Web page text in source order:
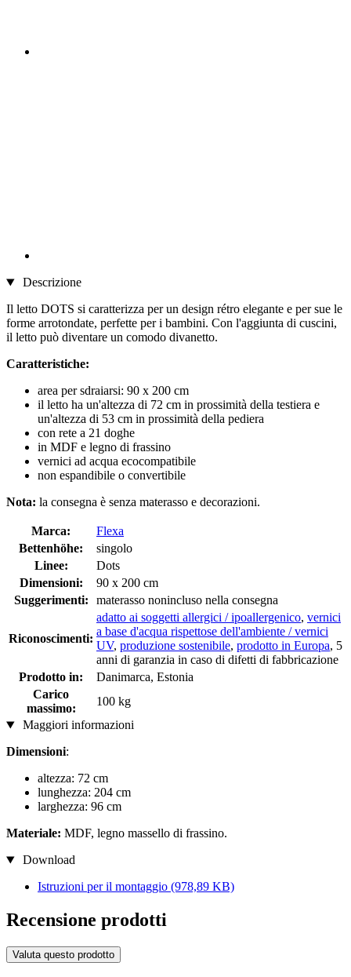
Descrizione
Il letto DOTS si caratterizza per un design rétro elegante e per sue le
forme arrotondate, perfette per i bambini. Con l'aggiunta di cuscini,
il letto può diventare un comodo divanetto.
Caratteristiche:
area per sdraiarsi: 90 x 200 cm
il letto ha un'altezza di 72 cm in prossimità della testiera e
un'altezza di 53 cm in prossimità della pediera
con rete a 21 doghe
in MDF e legno di frassino
vernici ad acqua ecocompatibile
non espandibile o convertibile
Nota: la consegna è senza materasso e decorazioni.
Marca:
Flexa
Bettenhöhe:
singolo
Linee:
Dots
Dimensioni:
90 x 200 cm
Suggerimenti:
materasso nonincluso nella consegna
Riconoscimenti:
adatto ai soggetti allergici / ipoallergenico, vernici
a base d'acqua rispettose dell'ambiente / vernici
UV, produzione sostenibile, prodotto in Europa, 5
anni di garanzia in caso di difetti di fabbricazione
Prodotto in:
Danimarca, Estonia
Carico
massimo:
100 kg
Maggiori informazioni
Dimensioni:
altezza: 72 cm
lunghezza: 204 cm
larghezza: 96 cm
Materiale: MDF, legno massello di frassino.
Download
Istruzioni per il montaggio (978,89 KB)
Recensione prodotti
Valuta questo prodotto